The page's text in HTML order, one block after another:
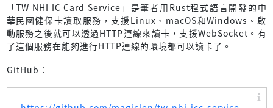
「TW NHI IC Card Service」是筆者用Rust程式語言開發的中
華民國健保卡讀取服務，支援Linux、macOS和Windows。啟
動服務之後就可以透過HTTP連線來讀卡，支援WebSocket。有
了這個服務在能夠進行HTTP連線的環境都可以讀卡了。
GitHub：